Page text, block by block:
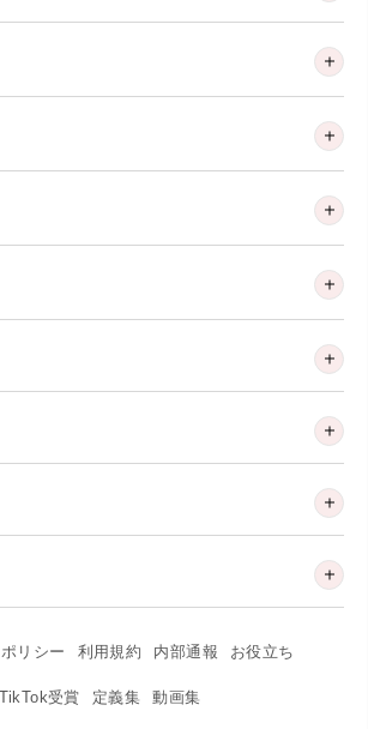
リシー 利用規約 内部通報 お役立ち
TikTok受賞 定義集 動画集